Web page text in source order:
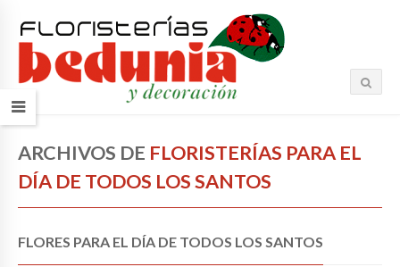
ARCHIVOS DE FLORISTERÍAS PARA EL
DÍA DE TODOS LOS SANTOS
FLORES PARA EL DÍA DE TODOS LOS SANTOS